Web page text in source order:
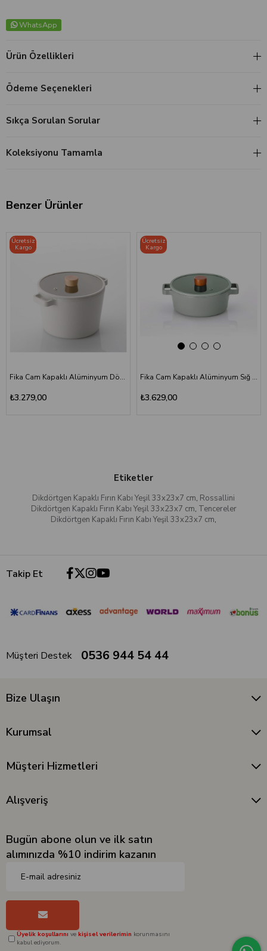
WhatsApp
Ürün Özellikleri
Ödeme Seçenekleri
Sıkça Sorulan Sorular
Koleksiyonu Tamamla
Benzer Ürünler
Fika Cam Kapaklı Alüminyum Döküm Derin Tencere 22 cm
₺3.279,00
Ücretsiz
Kargo
Fika Cam Kapaklı Alüminyum Sığ Tencere 30 cm Gri
₺3.629,00
Ücretsiz
Kargo
Etiketler
Dikdörtgen Kapaklı Fırın Kabı Yeşil 33x23x7 cm, Rossallini
Dikdörtgen Kapaklı Fırın Kabı Yeşil 33x23x7 cm, Tencereler
Dikdörtgen Kapaklı Fırın Kabı Yeşil 33x23x7 cm,
Takip Et
Müşteri Destek 0536 944 54 44
Bize Ulaşın
Kurumsal
Müşteri Hizmetleri
Alışveriş
Bugün abone olun ve ilk satın
alımınızda %10 indirim kazanın
Üyelik koşullarını ve kişisel verilerimin korunmasını
kabul ediyorum.